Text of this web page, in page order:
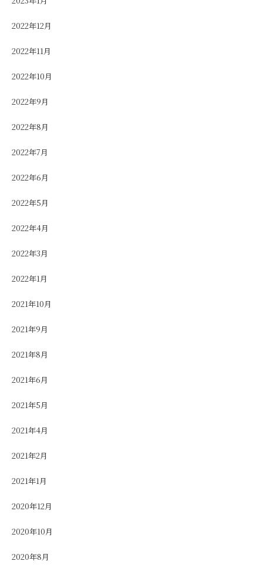
2022年12月
2022年11月
2022年10月
2022年9月
2022年8月
2022年7月
2022年6月
2022年5月
2022年4月
2022年3月
2022年1月
2021年10月
2021年9月
2021年8月
2021年6月
2021年5月
2021年4月
2021年2月
2021年1月
2020年12月
2020年10月
2020年8月